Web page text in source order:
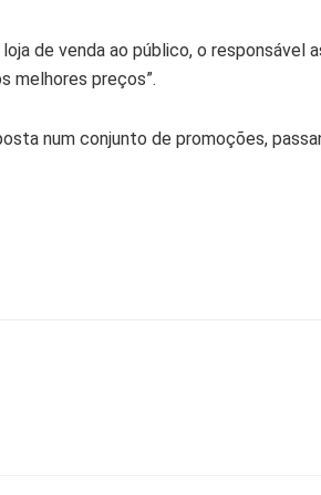
de venda ao público, o responsável
melhores preços”.
num conjunto de promoções,